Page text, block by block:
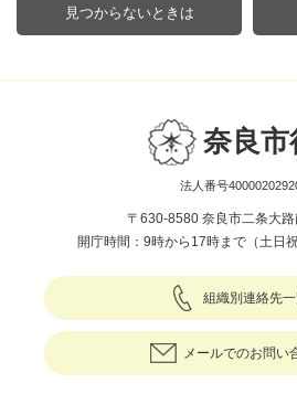
見つからないときは
奈良市
法人番号
〒630-8580 奈良市二条大
開庁時間：9時から17時まで（土日
組織別連絡先
メールでのお問い